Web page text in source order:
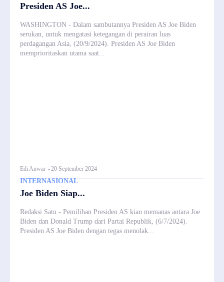
Presiden AS Joe...
WASHINGTON - Dalam sambutannya Presiden AS Joe Biden
serukan, untuk mengatasi ketegangan di perairan luas
perdagangan Asia, (20/9/2024). Presiden AS Joe Biden
memprioritaskan utama saat...
Edi Anwar - 20 September 2024
INTERNASIONAL
Joe Biden Siap...
Redaksi Satu - Pemilihan Presiden AS kian memanas antara Joe
Biden dan Donald Trump dari Partai Republik, (6/7/2024).
Presiden AS Joe Biden dengan tegas menolak...